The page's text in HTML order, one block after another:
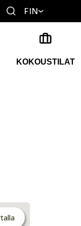
FIN
KOKOUSTILAT